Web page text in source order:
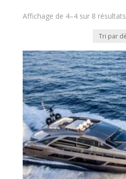
Affichage de 4–4 sur 8 résultats